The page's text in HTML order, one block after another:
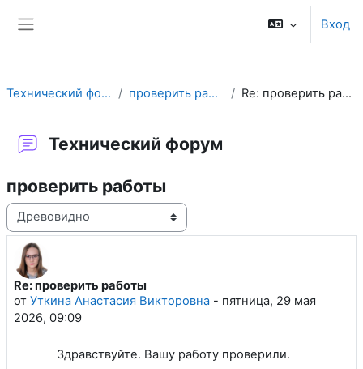
Вход
Технический форум проверить работы Re: проверить работы
Технический форум
проверить работы
Режим отображения
Re: проверить работы
от Уткина Анастасия Викторовна - пятница, 29 мая
2026, 09:09
Количество ответов: 0
Здравствуйте. Вашу работу проверили.